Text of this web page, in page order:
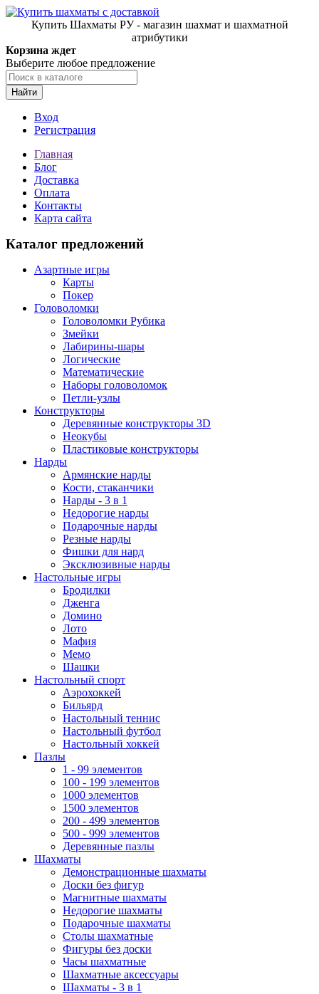
Купить Шахматы РУ - магазин шахмат и шахматной
атрибутики
Корзина ждет
Выберите любое предложение
Найти
Вход
Регистрация
Главная
Блог
Доставка
Оплата
Контакты
Карта сайта
Каталог предложений
Азартные игры
Карты
Покер
Головоломки
Головоломки Рубика
Змейки
Лабирины-шары
Логические
Математические
Наборы головоломок
Петли-узлы
Конструкторы
Деревянные конструкторы 3D
Неокубы
Пластиковые конструкторы
Нарды
Армянские нарды
Кости, стаканчики
Нарды - 3 в 1
Недорогие нарды
Подарочные нарды
Резные нарды
Фишки для нард
Эксклюзивные нарды
Настольные игры
Бродилки
Дженга
Домино
Лото
Мафия
Мемо
Шашки
Настольный спорт
Аэрохоккей
Бильярд
Настольный теннис
Настольный футбол
Настольный хоккей
Пазлы
1 - 99 элементов
100 - 199 элементов
1000 элементов
1500 элементов
200 - 499 элементов
500 - 999 элементов
Деревянные пазлы
Шахматы
Демонстрационные шахматы
Доски без фигур
Магнитные шахматы
Недорогие шахматы
Подарочные шахматы
Столы шахматные
Фигуры без доски
Часы шахматные
Шахматные аксессуары
Шахматы - 3 в 1